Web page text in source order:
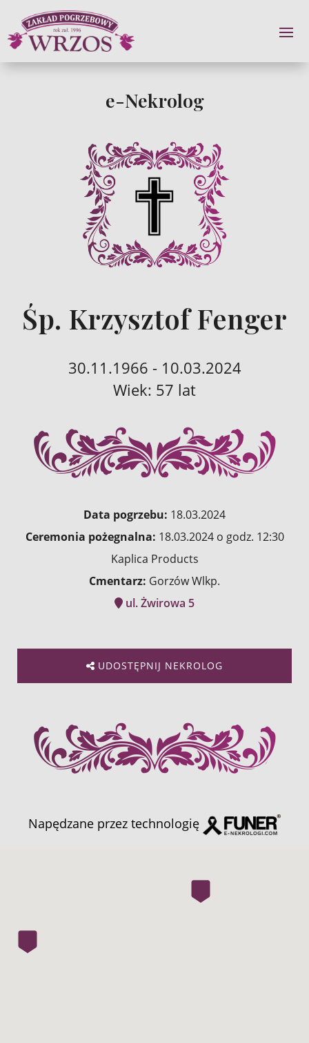
e-Nekrolog
Śp. Krzysztof Fenger
30.11.1966 - 10.03.2024
Wiek: 57 lat
Data pogrzebu: 18.03.2024
Ceremonia pożegnalna: 18.03.2024 o godz. 12:30
Kaplica Products
Cmentarz: Gorzów Wlkp.
ul. Żwirowa 5
UDOSTĘPNIJ NEKROLOG
Napędzane przez technologię